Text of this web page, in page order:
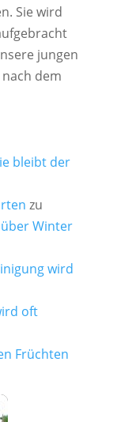
Sie wird
jungen
dem
bleibt der
zu
Winter
wird
oft
Früchten